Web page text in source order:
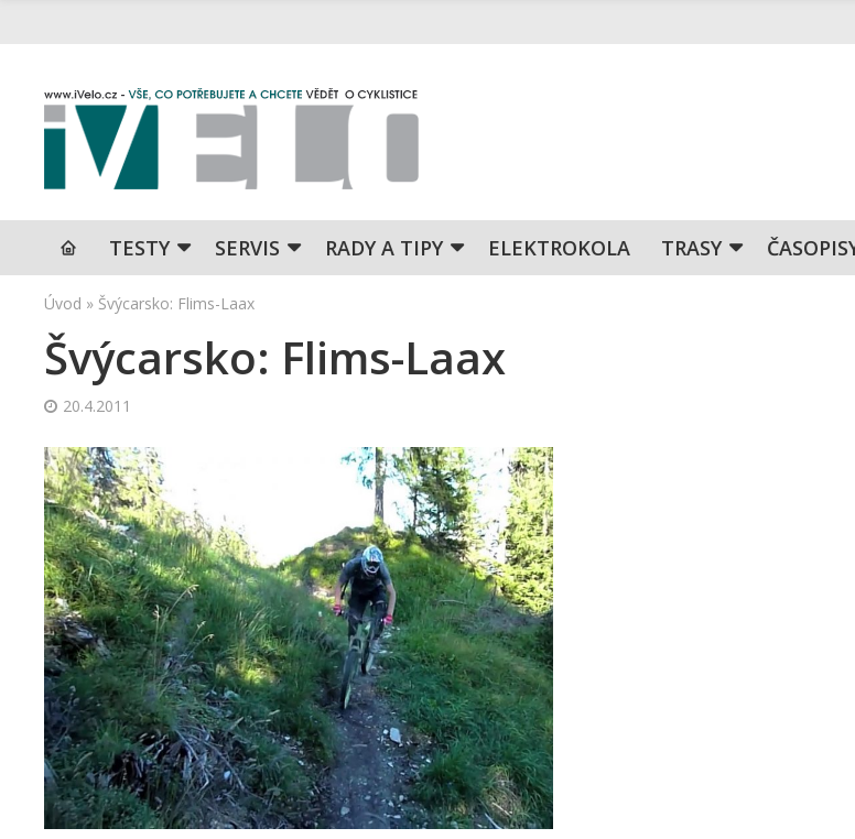
TESTY SERVIS RADY A TIPY ELEKTROKOLA TRASY
Úvod » Švýcarsko: Flims-Laax
Švýcarsko: Flims-Laax
20.4.2011